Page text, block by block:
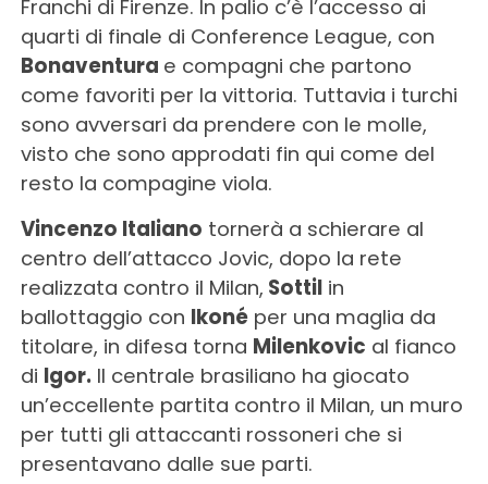
Franchi di Firenze. In palio c’è l’accesso ai
quarti di finale di Conference League, con
Bonaventura e compagni che partono
come favoriti per la vittoria. Tuttavia i turchi
sono avversari da prendere con le molle,
visto che sono approdati fin qui come del
resto la compagine viola.
Vincenzo Italiano tornerà a schierare al
centro dell’attacco Jovic, dopo la rete
realizzata contro il Milan, Sottilin
ballottaggio con Ikonéper una maglia da
titolare, in difesa torna Milenkovic al fianco
di Igor. Il centrale brasiliano ha giocato
un’eccellente partita contro il Milan, un muro
per tutti gli attaccanti rossoneri che si
presentavano dalle sue parti.